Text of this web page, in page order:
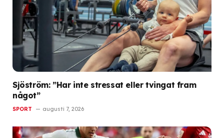
Sjöström: ”Har inte stressat eller tvingat fram
något”
SPORT augusti 7, 2026